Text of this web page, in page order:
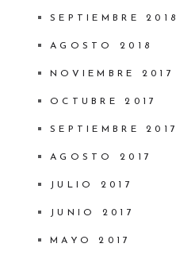
SEPTIEMBRE 2018
AGOSTO 2018
NOVIEMBRE 2017
OCTUBRE 2017
SEPTIEMBRE 2017
AGOSTO 2017
JULIO 2017
JUNIO 2017
MAYO 2017